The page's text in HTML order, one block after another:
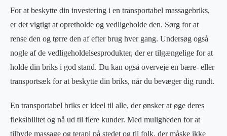
For at beskytte din investering i en transportabel massagebriks,
er det vigtigt at opretholde og vedligeholde den. Sørg for at
rense den og tørre den af efter brug hver gang. Undersøg også
nogle af de vedligeholdelsesprodukter, der er tilgængelige for at
holde din briks i god stand. Du kan også overveje en bære- eller
transportsæk for at beskytte din briks, når du bevæger dig rundt.
En transportabel briks er ideel til alle, der ønsker at øge deres
fleksibilitet og nå ud til flere kunder. Med muligheden for at
tilbyde massage og terapi på stedet og til folk, der måske ikke